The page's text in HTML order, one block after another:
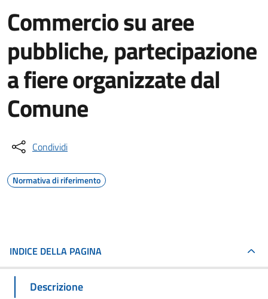
Commercio su aree
pubbliche, partecipazione
a fiere organizzate dal
Comune
Condividi
Normativa di riferimento
INDICE DELLA PAGINA
Descrizione